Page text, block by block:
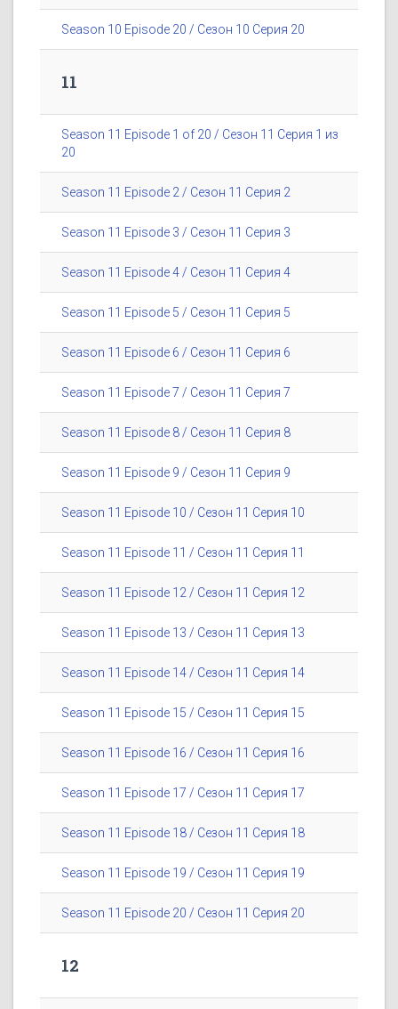
Season 10 Episode 20 / Сезон 10 Серия 20
11
Season 11 Episode 1 of 20 / Сезон 11 Серия 1 из
20
Season 11 Episode 2 / Сезон 11 Серия 2
Season 11 Episode 3 / Сезон 11 Серия 3
Season 11 Episode 4 / Сезон 11 Серия 4
Season 11 Episode 5 / Сезон 11 Серия 5
Season 11 Episode 6 / Сезон 11 Серия 6
Season 11 Episode 7 / Сезон 11 Серия 7
Season 11 Episode 8 / Сезон 11 Серия 8
Season 11 Episode 9 / Сезон 11 Серия 9
Season 11 Episode 10 / Сезон 11 Серия 10
Season 11 Episode 11 / Сезон 11 Серия 11
Season 11 Episode 12 / Сезон 11 Серия 12
Season 11 Episode 13 / Сезон 11 Серия 13
Season 11 Episode 14 / Сезон 11 Серия 14
Season 11 Episode 15 / Сезон 11 Серия 15
Season 11 Episode 16 / Сезон 11 Серия 16
Season 11 Episode 17 / Сезон 11 Серия 17
Season 11 Episode 18 / Сезон 11 Серия 18
Season 11 Episode 19 / Сезон 11 Серия 19
Season 11 Episode 20 / Сезон 11 Серия 20
12